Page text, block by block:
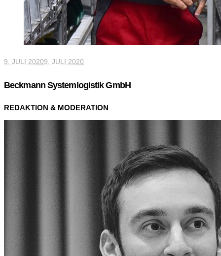
9. JULI 20209. JULI 2020
Beckmann Systemlogistik GmbH
REDAKTION & MODERATION